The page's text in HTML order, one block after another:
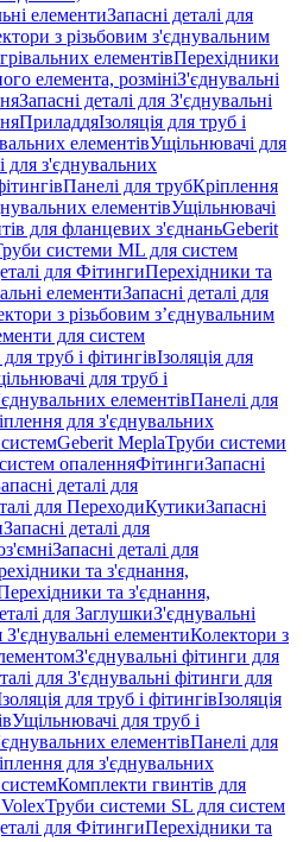
елементиЗапасні деталі для
з різьбовим з'єднувальним
елементівПерехідники
елемента, розмініЗ'єднувальні
Запасні деталі для З'єднувальні
ПриладдяІзоляція для труб і
елементівУщільнювачі для
для з'єднувальних
Панелі для трубКріплення
елементівУщільнювачі
для фланцевих з'єднаньGeberit
системи ML для систем
для ФітингиПерехідники та
елементиЗапасні деталі для
з різьбовим з’єднувальним
для систем
для труб і фітингівІзоляція для
для труб і
елементівПанелі для
для з'єднувальних
Geberit MeplaТруби системи
опаленняФітингиЗапасні
деталі для
для ПереходиКутикиЗапасні
Запасні деталі для
Запасні деталі для
та з'єднання,
та з'єднання,
для ЗаглушкиЗ'єднувальні
З'єднувальні елементиКолектори з
З'єднувальні фітинги для
для З'єднувальні фітинги для
для труб і фітингівІзоляція
Ущільнювачі для труб і
елементівПанелі для
для з'єднувальних
Комплекти гвинтів для
Труби системи SL для систем
для ФітингиПерехідники та